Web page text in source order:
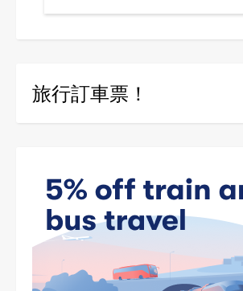
旅行訂車票！